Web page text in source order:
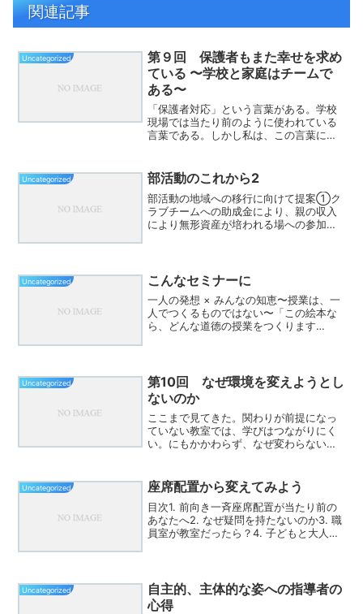
関連記事
Uncategorized
第９回 保護者もまた幸せを求め
ている 〜学校と家庭はチームで
ある〜
「保護者対応」という言葉がある。学校
現場では当たり前のように使われている
言葉である。しかし私は、この言葉に少
る。厳しいご意見をいただくこともあ
る。学校の考え方と家庭の考え方...
Uncategorized 部活動のこれから2
部活動の地域への移行に向けて提案①ク
ラブチームへの助成金により、親の収入
により無形資産が培われる場への参加の
げ、そのチームへの資金援助...
Uncategorized こんなセミナーに
一人の発想 × みんなの知恵〜授業は、一
人でつくるものではない〜「この絵本な
ら、どんな道徳の授業をつくります
はずです。それが授業づくり...
Uncategorized
第10回 なぜ環境を変えようとし
ないのか
ここまで見てきた。関わりが前提になっ
ていない教室では、学びはつながりにく
い。にもかかわらず、なぜ変わらないの
管理のしやすさである。前向き一斉配置
は、全体を一方向にそろえ...
Uncategorized 座席配置から変えてみよう
目次1. 前向き一斉座席配置が当たり前の
あなたへ2. なぜ疑問を持たないのか3. 職
員室が教室だったら？4. 子どもと大人は
Uncategorized
自主的、主体的な姿への指導者の
心得